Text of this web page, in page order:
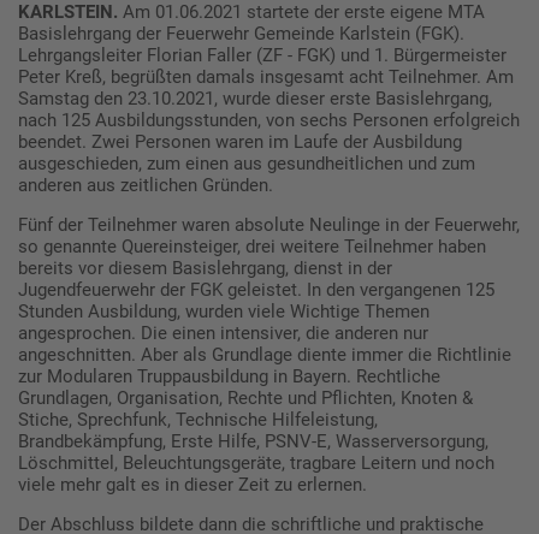
KARLSTEIN. Am 01.06.2021 startete der erste eigene MTA
Basislehrgang der Feuerwehr Gemeinde Karlstein (FGK).
Lehrgangsleiter Florian Faller (ZF - FGK) und 1. Bürgermeister
Peter Kreß, begrüßten damals insgesamt acht Teilnehmer. Am
Samstag den 23.10.2021, wurde dieser erste Basislehrgang,
nach 125 Ausbildungsstunden, von sechs Personen erfolgreich
beendet. Zwei Personen waren im Laufe der Ausbildung
ausgeschieden, zum einen aus gesundheitlichen und zum
anderen aus zeitlichen Gründen.
Fünf der Teilnehmer waren absolute Neulinge in der Feuerwehr,
so genannte Quereinsteiger, drei weitere Teilnehmer haben
bereits vor diesem Basislehrgang, dienst in der
Jugendfeuerwehr der FGK geleistet. In den vergangenen 125
Stunden Ausbildung, wurden viele Wichtige Themen
angesprochen. Die einen intensiver, die anderen nur
angeschnitten. Aber als Grundlage diente immer die Richtlinie
zur Modularen Truppausbildung in Bayern. Rechtliche
Grundlagen, Organisation, Rechte und Pflichten, Knoten &
Stiche, Sprechfunk, Technische Hilfeleistung,
Brandbekämpfung, Erste Hilfe, PSNV-E, Wasserversorgung,
Löschmittel, Beleuchtungsgeräte, tragbare Leitern und noch
viele mehr galt es in dieser Zeit zu erlernen.
Der Abschluss bildete dann die schriftliche und praktische